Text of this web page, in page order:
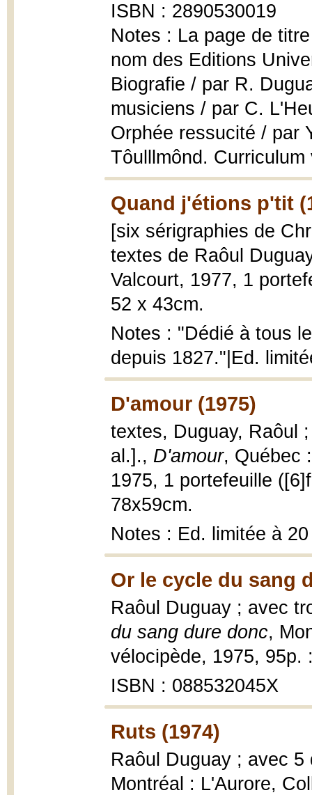
ISBN : 2890530019
Notes : La page de
nom des Editions
Biografie / par R.
musiciens / par C.
Orphée ressucité / par
Tôulllmônd.
Quand j'étions p'tit
[six sérigraphies de
textes de Raôul
Valcourt, 1977, 1
52 x 43cm.
Notes : "Dédié à tous
depuis 1827."|Ed.
D'amour (1975)
textes, Duguay, Raôul
al.]., D'amour, Québec
1975, 1 portefeuille
78x59cm.
Notes : Ed. limitée à
Or le cycle du sang
Raôul Duguay ; avec
du sang dure donc,
vélocipède, 1975, 95p.
ISBN : 088532045X
Ruts (1974)
Raôul Duguay ; avec
Montréal : L'Aurore,